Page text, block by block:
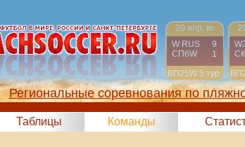
20 апр, вс
W RUS
9
СПбW
1
ВП25W 5 тур
Региональные соревнования по
Таблицы Команды